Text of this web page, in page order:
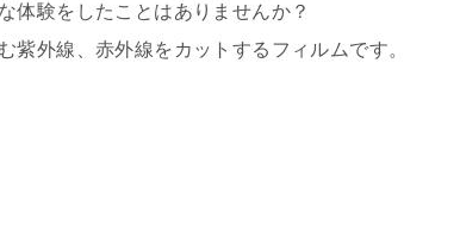
体験をしたことはありませんか？
外線、赤外線をカットするフィルムです。